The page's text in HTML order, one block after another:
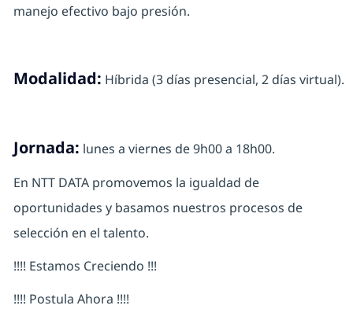
manejo efectivo bajo presión.
Modalidad: Híbrida (3 días presencial, 2 días virtual).
Jornada: lunes a viernes de 9h00 a 18h00.
En NTT DATA promovemos la igualdad de
oportunidades y basamos nuestros procesos de
selección en el talento.
!!!! Estamos Creciendo !!!
!!!! Postula Ahora !!!!